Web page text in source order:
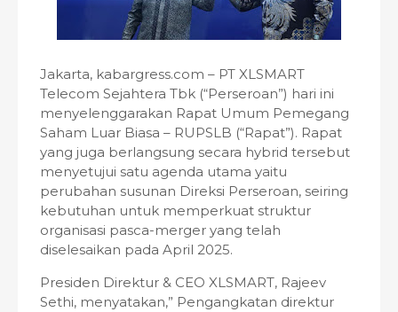
Jakarta, kabargress.com – PT XLSMART
Telecom Sejahtera Tbk (“Perseroan”) hari ini
menyelenggarakan Rapat Umum Pemegang
Saham Luar Biasa – RUPSLB (“Rapat”). Rapat
yang juga berlangsung secara hybrid tersebut
menyetujui satu agenda utama yaitu
perubahan susunan Direksi Perseroan, seiring
kebutuhan untuk memperkuat struktur
organisasi pasca-merger yang telah
diselesaikan pada April 2025.
Presiden Direktur & CEO XLSMART, Rajeev
Sethi, menyatakan,” Pengangkatan direktur